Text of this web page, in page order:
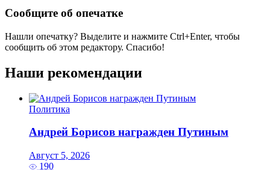
Сообщите об опечатке
Нашли опечатку? Выделите и нажмите Ctrl+Enter, чтобы
сообщить об этом редактору. Спасибо!
Наши рекомендации
Политика
Андрей Борисов награжден Путиным
Август 5, 2026
190